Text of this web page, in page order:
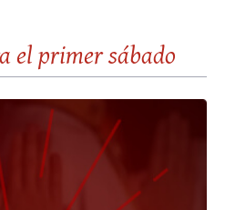
el primer sábado